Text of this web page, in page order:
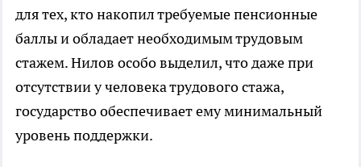
для тех, кто накопил требуемые пенсионные
баллы и обладает необходимым трудовым
стажем. Нилов особо выделил, что даже при
отсутствии у человека трудового стажа,
государство обеспечивает ему минимальный
уровень поддержки.